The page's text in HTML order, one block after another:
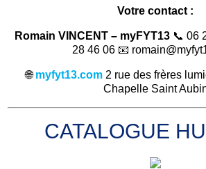
Votre contact :
Romain VINCENT – myFYT13 📞 06
28 46 06 📧
🌐myfyt13.com 2 rue des frères
Chapelle Saint
CATALOGUE